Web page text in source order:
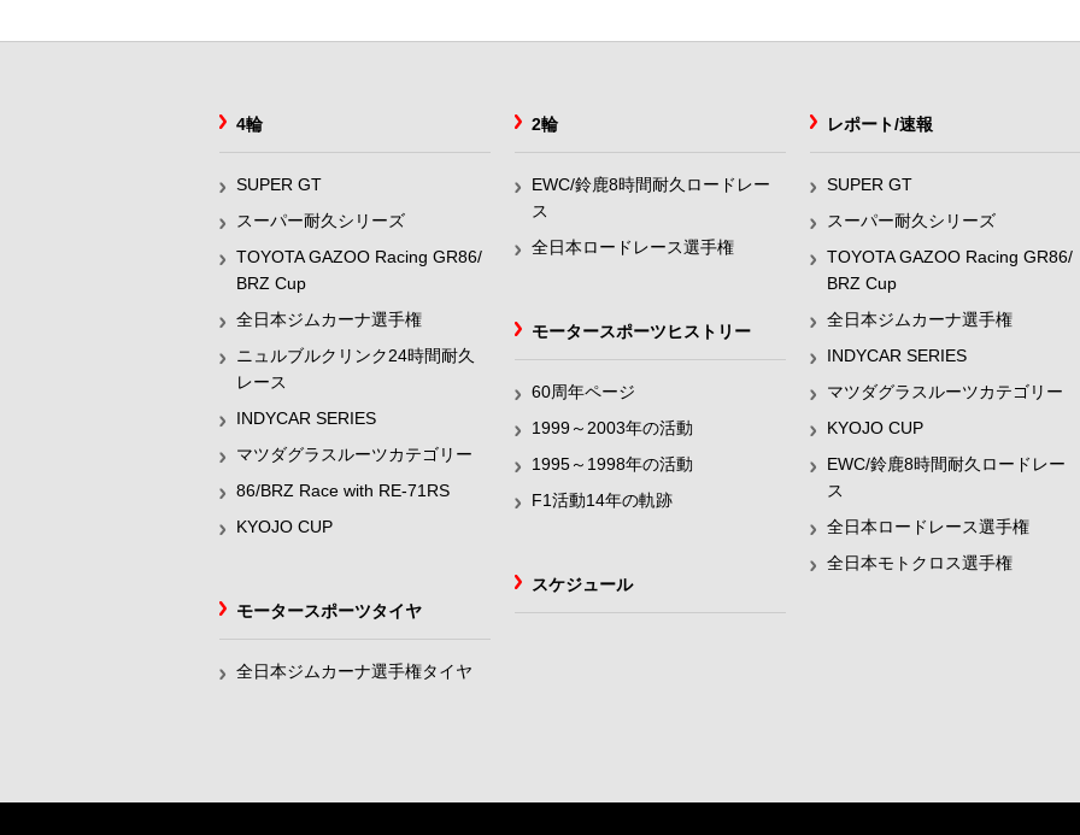
4輪
SUPER GT
スーパー耐久シリーズ
TOYOTA GAZOO Racing GR86/
BRZ Cup
全日本ジムカーナ選手権
ニュルブルクリンク24時間耐久
レース
INDYCAR SERIES
マツダグラスルーツカテゴリー
86/BRZ Race with RE-71RS
KYOJO CUP
2輪
EWC/鈴鹿8時間耐久ロードレー
ス
全日本ロードレース選手権
レポート/速報
SUPER GT
スーパー耐久シリーズ
TOYOTA GAZOO Racing GR86/
BRZ Cup
全日本ジムカーナ選手権
INDYCAR SERIES
マツダグラスルーツカテゴリー
KYOJO CUP
EWC/鈴鹿8時間耐久ロードレー
ス
全日本ロードレース選手権
全日本モトクロス選手権
モータースポーツヒストリー
60周年ページ
1999～2003年の活動
1995～1998年の活動
F1活動14年の軌跡
スケジュール
モータースポーツタイヤ
全日本ジムカーナ選手権タイヤ